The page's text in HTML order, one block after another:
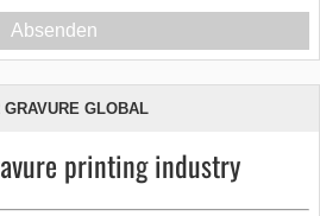
Absenden
GLOBAL
printing industry